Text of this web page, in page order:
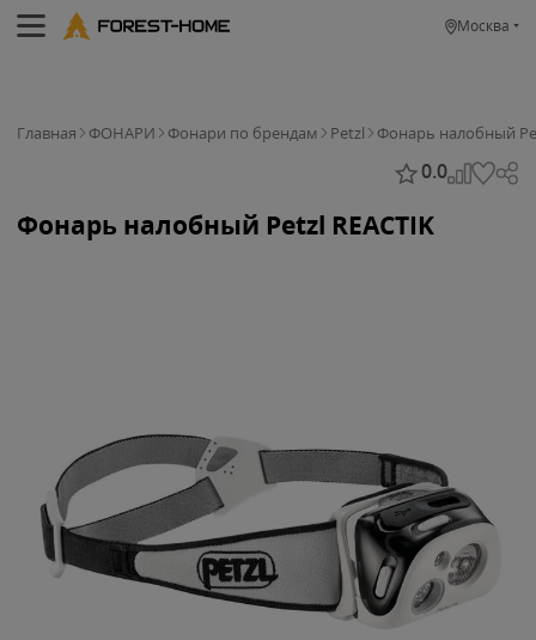
Москва
Главная ФОНАРИ Фонари по брендам Petzl Фонарь налобный
0.0
Фонарь налобный Petzl REACTIK